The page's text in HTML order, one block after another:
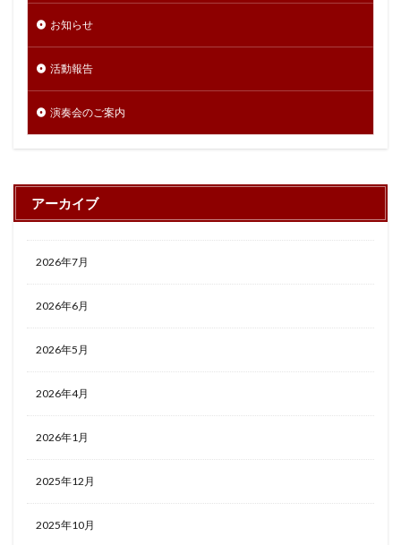
お知らせ
活動報告
演奏会のご案内
アーカイブ
2026年7月
2026年6月
2026年5月
2026年4月
2026年1月
2025年12月
2025年10月